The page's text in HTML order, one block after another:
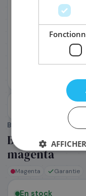
BROTHER (Réf. :
Brother
magenta
Magenta Garantie
En stock
TÉLÉPHONE*
SOCIÉTÉ